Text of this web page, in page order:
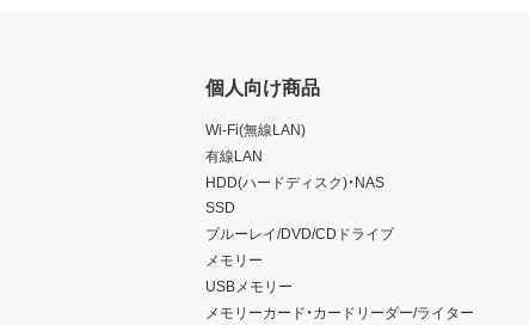
個人向け商品
Wi-Fi(無線LAN)
有線LAN
HDD(ハードディスク)・NAS
SSD
ブルーレイ/DVD/CDドライブ
メモリー
USBメモリー
メモリーカード・カードリーダー/ライター